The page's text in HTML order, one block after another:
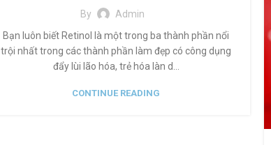
By
Admin
Bạn luôn biết Retinol là một trong ba thành phần nổi
trội nhất trong các thành phần làm đẹp có công dụng
đẩy lùi lão hóa, trẻ hóa làn d...
CONTINUE READING